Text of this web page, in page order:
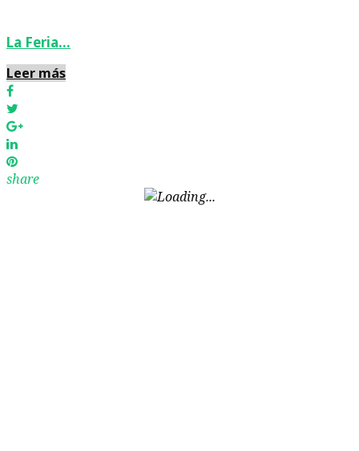
La Feria…
Leer más
Facebook
Google+
LinkedIn
Pinterest
share